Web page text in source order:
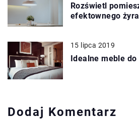
Rozświetl
efektownego
15 lipca 2019
Idealne meble
Dodaj Komentarz